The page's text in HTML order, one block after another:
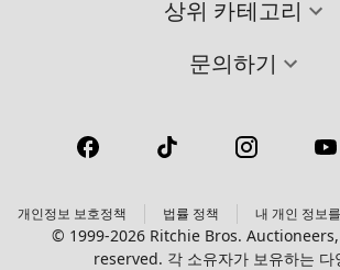
상위 카테고리
문의하기
개인정보 보호정책 법률 정책 내 개인 정보
© 1999-2026 Ritchie Bros.
reserved. 각 소유자가 보유하는 다